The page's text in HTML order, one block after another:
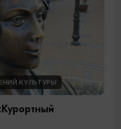
КУЛЬТУРЫ